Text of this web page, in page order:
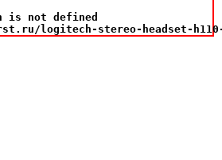
is not defined
logitech-stereo-headset-